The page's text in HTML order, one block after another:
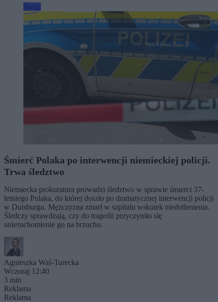
Śmierć Polaka po interwencji niemieckiej policji.
Trwa śledztwo
Niemiecka prokuratura prowadzi śledztwo w sprawie śmierci 37-
letniego Polaka, do której doszło po dramatycznej interwencji policji
w Duisburgu. Mężczyzna zmarł w szpitalu wskutek niedotlenienia.
Śledczy sprawdzają, czy do tragedii przyczyniło się
unieruchomienie go na brzuchu.
Agnieszka Waś-Turecka
Wczoraj 12:40
3 min
Reklama
Reklama